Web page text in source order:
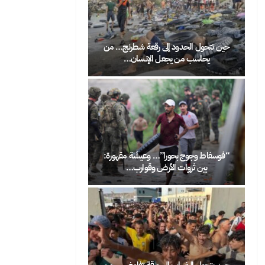
من
مقهورة:
الرباط تحتفي بعيد العرش على إيقاع الفن
الشعبي: شعيب أنور…
لو فُتحت الحدود بين المغرب وأوروبا… هل
سيختار المغاربة…